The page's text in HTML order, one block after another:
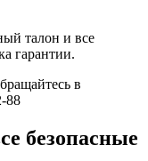
талон и все
гарантии.
в
88
безопасные